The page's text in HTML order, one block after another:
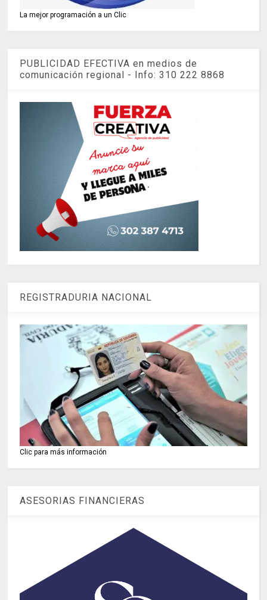
La mejor programación a un Clic
PUBLICIDAD EFECTIVA en medios de
comunicación regional - Info: 310 222 8868
REGISTRADURIA NACIONAL
Clic para más información
ASESORIAS FINANCIERAS